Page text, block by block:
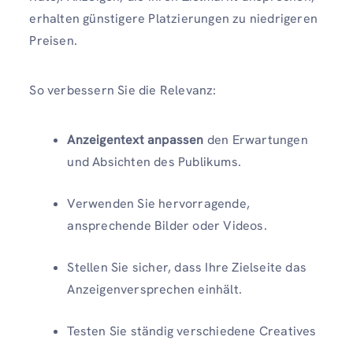
erhalten günstigere Platzierungen zu niedrigeren
Preisen.
So verbessern Sie die Relevanz:
Anzeigentext anpassen den Erwartungen
und Absichten des Publikums.
Verwenden Sie hervorragende,
ansprechende Bilder oder Videos.
Stellen Sie sicher, dass Ihre Zielseite das
Anzeigenversprechen einhält.
Testen Sie ständig verschiedene Creatives